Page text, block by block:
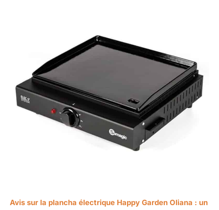
Avis sur la plancha électrique Happy Garden Oliana : un